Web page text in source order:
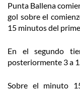
Punta Ballena
gol sobre el
15 minutos del
En el segundo
posteriormente 3 a
Sobre el minuto